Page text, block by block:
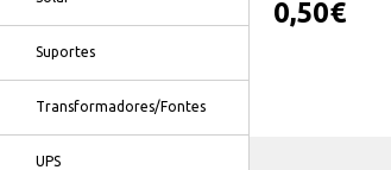
Suportes
Transformadores/Fontes
UPS
0,50€